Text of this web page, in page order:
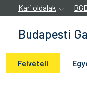
Kari oldalak
Budapesti
Felvételi